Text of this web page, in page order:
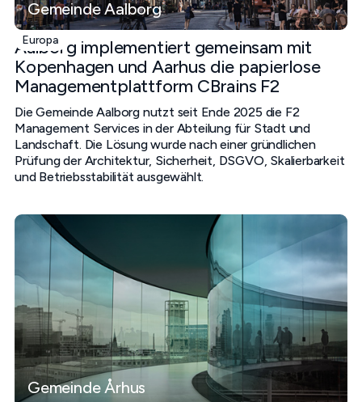
Gemeinde Aalborg
Europa
Aalborg implementiert gemeinsam mit
Kopenhagen und Aarhus die papierlose
Managementplattform CBrains F2
Die Gemeinde Aalborg nutzt seit Ende 2025 die F2
Management Services in der Abteilung für Stadt und
Landschaft. Die Lösung wurde nach einer gründlichen
Prüfung der Architektur, Sicherheit, DSGVO, Skalierbarkeit
und Betriebsstabilität ausgewählt.
Gemeinde Århus